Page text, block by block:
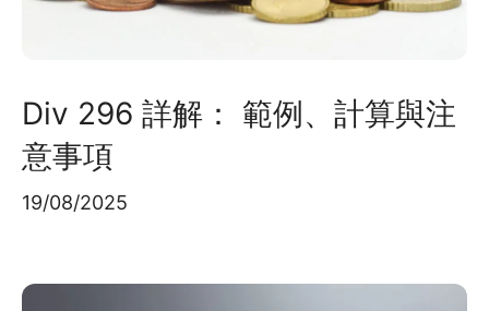
Div 296 詳解： 範例、計算與注
意事項
19/08/2025